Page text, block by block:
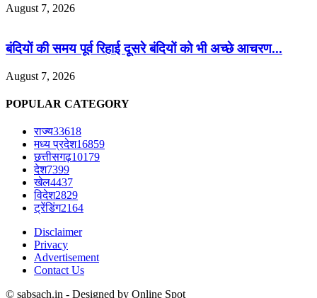
August 7, 2026
बंदियों की समय पूर्व रिहाई दूसरे बंदियों को भी अच्छे आचरण...
August 7, 2026
POPULAR CATEGORY
राज्य33618
मध्य प्रदेश16859
छत्तीसगढ़10179
देश7399
खेल4437
विदेश2829
ट्रेंडिंग2164
Disclaimer
Privacy
Advertisement
Contact Us
© sabsach.in - Designed by Online Spot